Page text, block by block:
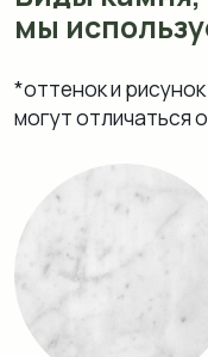
Возрождение